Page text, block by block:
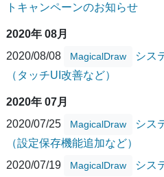
トキャンペーンのお知らせ
2020年 08月
2020/08/08
MagicalDraw
シス
（タッチUI改善など）
2020年 07月
2020/07/25
MagicalDraw
シス
（設定保存機能追加など）
2020/07/19
MagicalDraw
シス